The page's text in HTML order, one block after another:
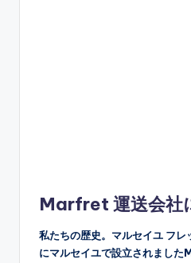
Marfret 運送会社
私たちの歴史。マルセイユ フレ
にマルセイユで設立されまし